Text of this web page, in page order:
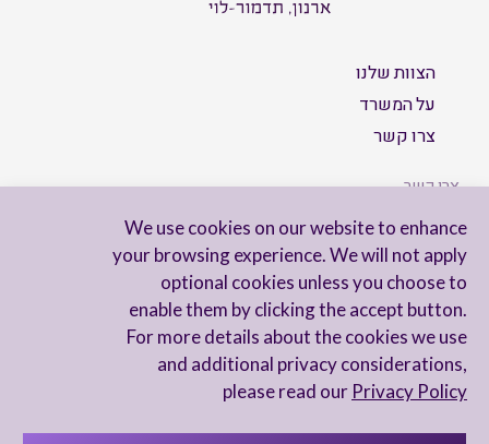
We use cookies on our website to enhance
your browsing experience. We will not apply
optional cookies unless you choose to
enable them by clicking the accept button.
For more details about the cookies we use
and additional privacy considerations,
please read our Privacy Policy
הצוות שלנו
על המשרד
צרו קשר
צרו קשר
הישארו מעודכנים